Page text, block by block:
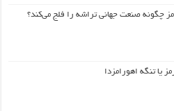
چگونه صنعت جهانی تراشه را فلج می‌کند؟
یا تنگه اهورامزدا